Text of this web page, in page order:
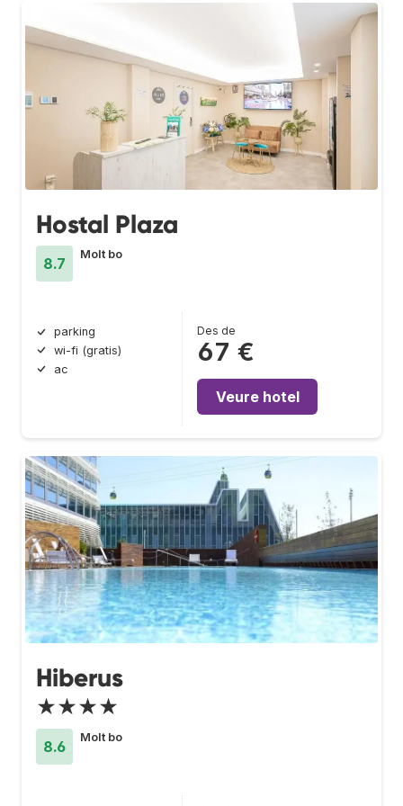
Hostal Plaza
8.7
Molt bo
parking
wi-fi (gratis)
ac
Des de
67 €
Veure hotel
Hiberus
★★★★
8.6
Molt bo